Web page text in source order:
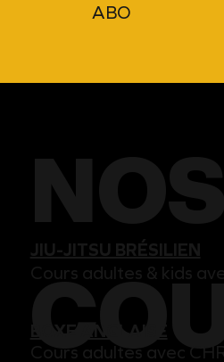
ABO
NOS
JIU-JITSU BRÉSILIEN
Cours adultes & kids
BOXE ANGLAISE
Cours adultes avec